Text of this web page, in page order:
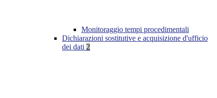
Monitoraggio tempi procedimentali
Dichiarazioni sostitutive e acquisizione d'ufficio
dei dati 2